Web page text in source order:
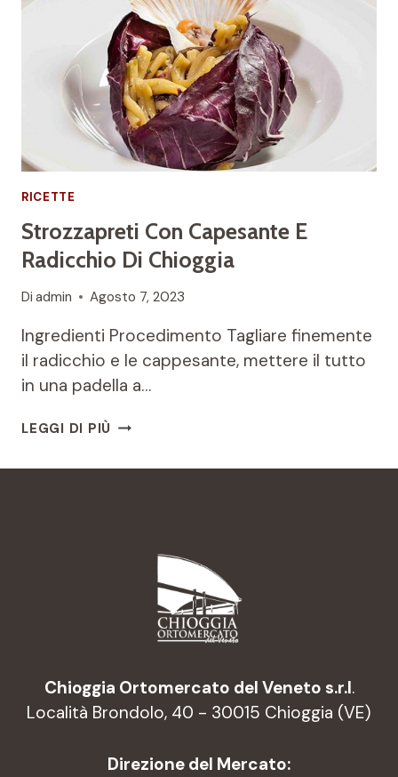
RICETTE
Strozzapreti Con Capesante E
Radicchio Di Chioggia
Di admin Agosto 7, 2023
Ingredienti Procedimento Tagliare finemente
il radicchio e le cappesante, mettere il tutto
in una padella a…
LEGGI DI PIÙ STROZZAPRETI
Chioggia Ortomercato del Veneto s.r.l.
Località Brondolo, 40 - 30015 Chioggia (VE)
Direzione del Mercato: